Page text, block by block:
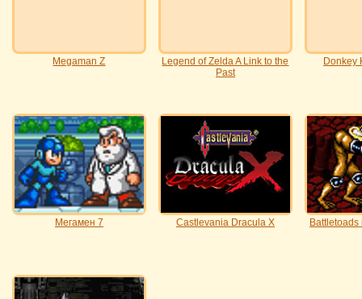
Megaman Z
Legend of Zelda A Link to the
Past
Donkey
Мегамен 7 Castlevania Dracula X Battletoads